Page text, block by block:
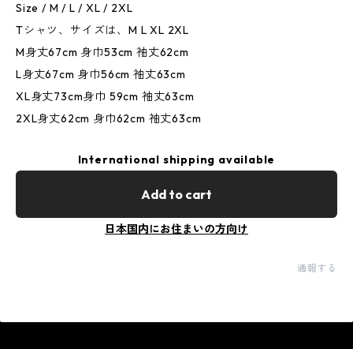
Size / M / L / XL / 2XL
Tシャツ、サイズは、M L XL 2XL
M身丈67cm 身巾53cm 袖丈62cm
L身丈67cm 身巾56cm 袖丈63cm
XL身丈73cm身巾 59cm 袖丈63cm
2XL身丈62cm 身巾62cm 袖丈63cm
International shipping available
Add to cart
日本国内にお住まいの方向け
通報する